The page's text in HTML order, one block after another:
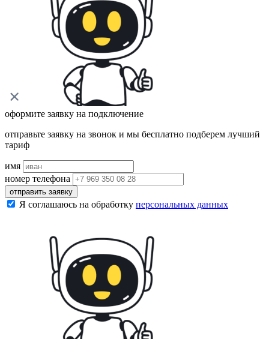
оформите заявку на подключение
отправьте заявку на звонок и мы бесплатно подберем лучший
тариф
имя
номер телефона
отправить заявку
Я соглашаюсь на обработку персональных данных